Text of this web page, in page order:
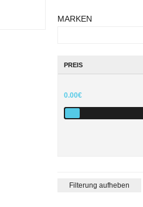
MARKEN
PREIS
0.00€
Filterung aufheben